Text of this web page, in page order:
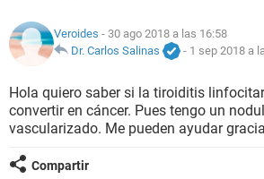
NUTRICIÓN
BIENESTAR
Veroides - 30 ago 2018 a las 16:58
Dr. Carlos Salinas
- 1 sep 2018 a
Hola quiero saber si la tiroiditis
convertir en cáncer. Pues tengo un
vascularizado. Me pueden ayudar
Compartir